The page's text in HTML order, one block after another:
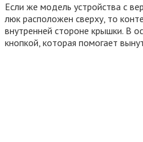
Если же модель устройства с
люк расположен сверху, то
внутренней стороне крышки. В
кнопкой, которая помогает